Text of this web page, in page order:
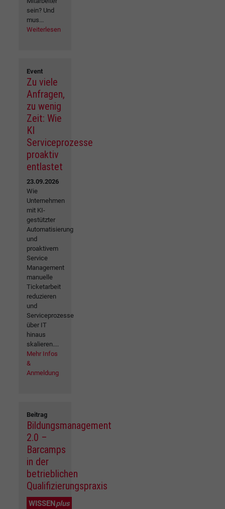
sein? Und
mus...
Weiterlesen
Event
Zu viele
Anfragen,
zu wenig
Zeit: Wie
KI
Serviceprozesse
proaktiv
entlastet
23.09.2026
Wie
Unternehmen
mit KI-
gestützter
Automatisierung
und
proaktivem
Service
Management
manuelle
Ticketarbeit
reduzieren
und
Serviceprozesse
über IT
hinaus
skalieren....
Mehr Infos
&
Anmeldung
Beitrag
Bildungsmanagement
2.0 –
Barcamps
in der
betrieblichen
Qualifizierungspraxis
WISSEN plus